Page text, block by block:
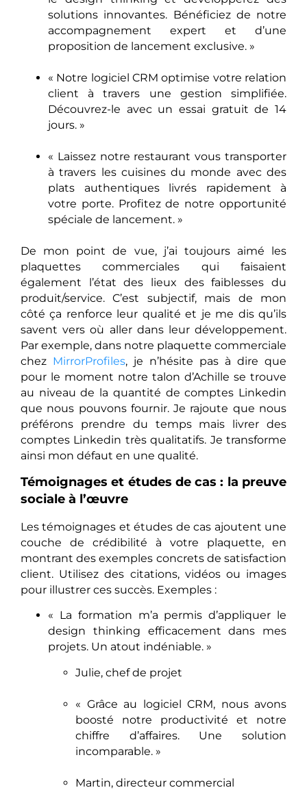
solutions innovantes. Bénéficiez de notre
accompagnement expert et d’une
proposition de lancement exclusive. »
« Notre logiciel CRM optimise votre relation
client à travers une gestion simplifiée.
Découvrez-le avec un essai gratuit de 14
jours. »
« Laissez notre restaurant vous transporter
à travers les cuisines du monde avec des
plats authentiques livrés rapidement à
votre porte. Profitez de notre opportunité
spéciale de lancement. »
De mon point de vue, j’ai toujours aimé les
plaquettes commerciales qui faisaient
également l’état des lieux des faiblesses du
produit/service. C’est subjectif, mais de mon
côté ça renforce leur qualité et je me dis qu’ils
savent vers où aller dans leur développement.
Par exemple, dans notre plaquette commerciale
chez MirrorProfiles, je n’hésite pas à dire que
pour le moment notre talon d’Achille se trouve
au niveau de la quantité de comptes Linkedin
que nous pouvons fournir. Je rajoute que nous
préférons prendre du temps mais livrer des
comptes Linkedin très qualitatifs. Je transforme
ainsi mon défaut en une qualité.
Témoignages et études de cas : la preuve
sociale à l’œuvre
Les témoignages et études de cas ajoutent une
couche de crédibilité à votre plaquette, en
montrant des exemples concrets de satisfaction
client. Utilisez des citations, vidéos ou images
pour illustrer ces succès. Exemples :
« La formation m’a permis d’appliquer le
design thinking efficacement dans mes
projets. Un atout indéniable. »
Julie, chef de projet
« Grâce au logiciel CRM, nous avons
boosté notre productivité et notre
chiffre d’affaires. Une solution
incomparable. »
Martin, directeur commercial